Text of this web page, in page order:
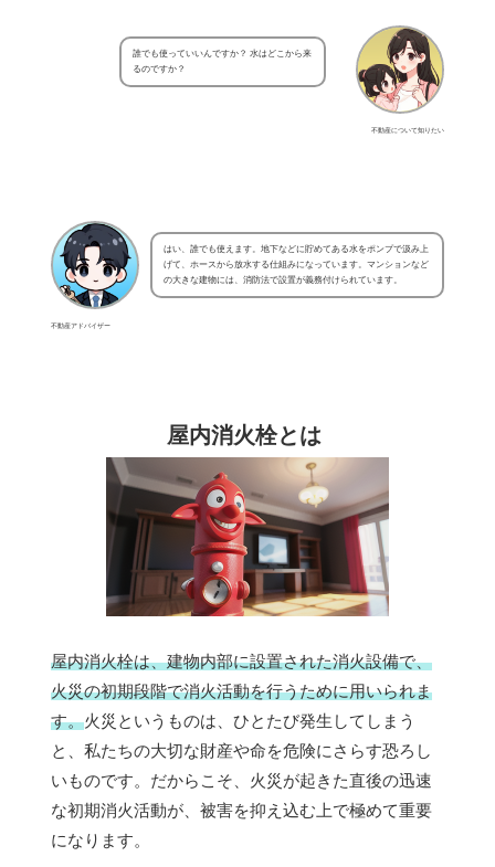
不動産について知りたい
誰でも使っていいんですか？ 水はどこから来
るのですか？
不動産アドバイザー
はい、誰でも使えます。地下などに貯めてある水をポンプで汲み上
げて、ホースから放水する仕組みになっています。マンションなど
の大きな建物には、消防法で設置が義務付けられています。
屋内消火栓とは
屋内消火栓は、建物内部に設置された消火設備で、
火災の初期段階で消火活動を行うために用いられま
す。火災というものは、ひとたび発生してしまう
と、私たちの大切な財産や命を危険にさらす恐ろし
いものです。だからこそ、火災が起きた直後の迅速
な初期消火活動が、被害を抑え込む上で極めて重要
になります。